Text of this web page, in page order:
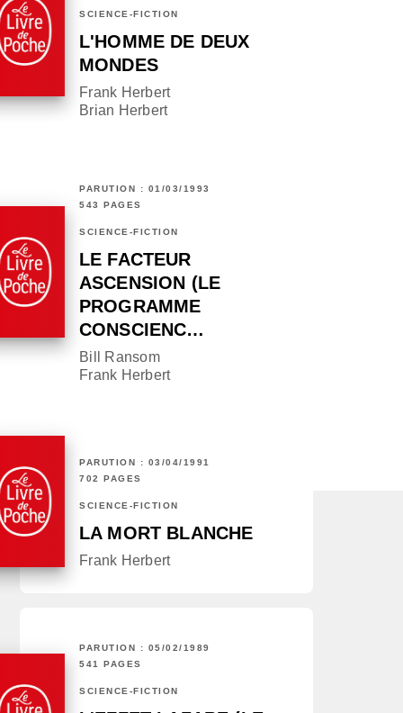
SCIENCE-FICTION
L'HOMME DE DEUX
MONDES
Frank Herbert
Brian Herbert
PARUTION : 01/03/1993
543 PAGES
SCIENCE-FICTION
LE FACTEUR
ASCENSION (LE
PROGRAMME
CONSCIENC…
Bill Ransom
Frank Herbert
PARUTION : 03/04/1991
702 PAGES
SCIENCE-FICTION
LA MORT BLANCHE
Frank Herbert
PARUTION : 05/02/1989
541 PAGES
SCIENCE-FICTION